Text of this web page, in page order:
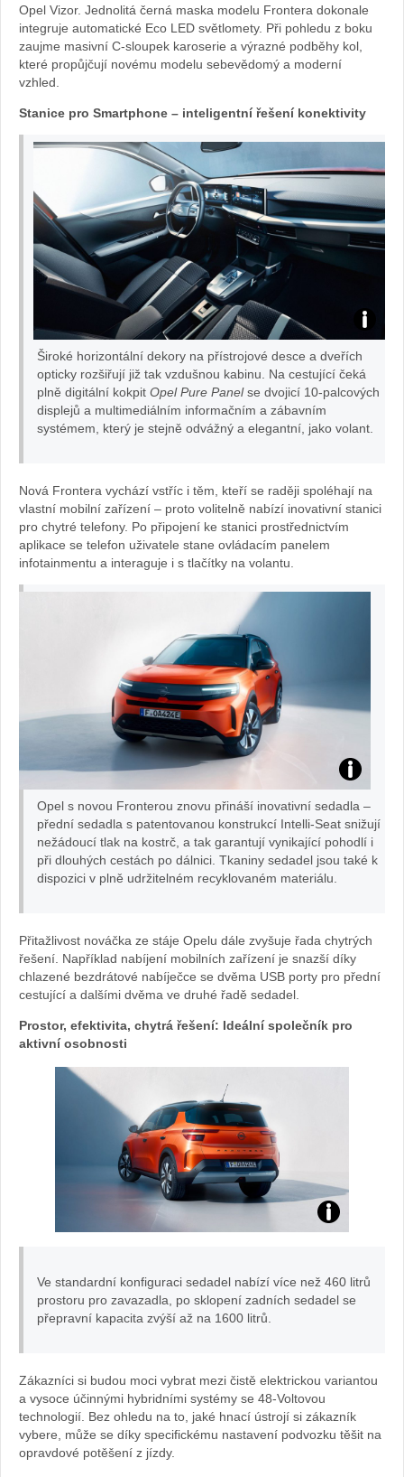
Opel Vizor. Jednolitá černá maska modelu Frontera dokonale
integruje automatické Eco LED světlomety. Při pohledu z boku
zaujme masivní C-sloupek karoserie a výrazné podběhy kol,
které propůjčují novému modelu sebevědomý a moderní
vzhled.
Stanice pro Smartphone – inteligentní řešení konektivity
Široké horizontální dekory na přístrojové desce a dveřích
opticky rozšiřují již tak vzdušnou kabinu. Na cestující čeká
plně digitální kokpit Opel Pure Panelse dvojicí 10-palcových
displejů a multimediálním informačním a zábavním
systémem, který je stejně odvážný a elegantní, jako volant.
Nová Frontera vychází vstříc i těm, kteří se raději spoléhají na
vlastní mobilní zařízení – proto volitelně nabízí inovativní stanici
pro chytré telefony. Po připojení ke stanici prostřednictvím
aplikace se telefon uživatele stane ovládacím panelem
infotainmentu a interaguje i s tlačítky na volantu.
Opel s novou Fronterou znovu přináší inovativní sedadla –
přední sedadla s patentovanou konstrukcí Intelli-Seat snižují
nežádoucí tlak na kostrč, a tak garantují vynikající pohodlí i
při dlouhých cestách po dálnici. Tkaniny sedadel jsou také k
dispozici v plně udržitelném recyklovaném materiálu.
Přitažlivost nováčka ze stáje Opelu dále zvyšuje řada chytrých
řešení. Například nabíjení mobilních zařízení je snazší díky
chlazené bezdrátové nabíječce se dvěma USB porty pro přední
cestující a dalšími dvěma ve druhé řadě sedadel.
Prostor, efektivita, chytrá řešení: Ideální společník pro
aktivní osobnosti
Frontera:
Opel
Ve standardní konfiguraci sedadel nabízí více než 460 litrů
prostoru pro zavazadla, po sklopení zadních sedadel se
přepravní kapacita zvýší až na 1600 litrů.
Zákazníci si budou moci vybrat mezi čistě elektrickou variantou
a vysoce účinnými hybridními systémy se 48-Voltovou
technologií. Bez ohledu na to, jaké hnací ústrojí si zákazník
vybere, může se díky specifickému nastavení podvozku těšit na
opravdové potěšení z jízdy.